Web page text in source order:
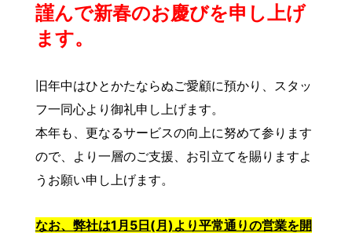
謹んで新春のお慶びを申し上げ
ます。
旧年中はひとかたならぬご愛顧に預かり、スタッ
フ一同心より御礼申し上げます。
本年も、更なるサービスの向上に努めて参ります
ので、より一層のご支援、お引立てを賜りますよ
うお願い申し上げます。
なお、弊社は1月5日(月)より平常通りの営業を開